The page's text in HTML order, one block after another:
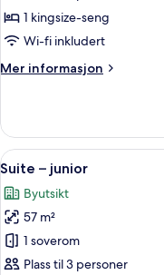
deluxe,
balkong
1 kingsize-seng
Wi-fi inkludert
Mer informasjon
Mer
–
deluxe,
balkong
Åpne
alle
bildene
av
Suite
–
5
Suite – junior
Byutsikt
57 m²
1 soverom
Plass til 3 personer